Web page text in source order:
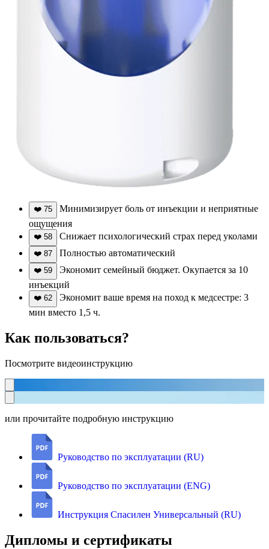
❤️ 75
Минимизирует боль от инъекции и неприятные
ощущения
❤️ 58 Снижает психологический страх перед уколами
❤️ 87 Полностью автоматический
❤️ 59
Экономит семейный бюджет. Окупается за 10
инъекций
❤️ 62
Экономит ваше время на поход к медсестре: 3
мин вместо 1,5 ч.
Как пользоваться?
Посмотрите видеоинструкцию
или прочитайте подробную инструкцию
Руководство по эксплуатации (RU)
Руководство по эксплуатации (ENG)
Инструкция Спасилен Универсальный (RU)
Дипломы и сертификаты